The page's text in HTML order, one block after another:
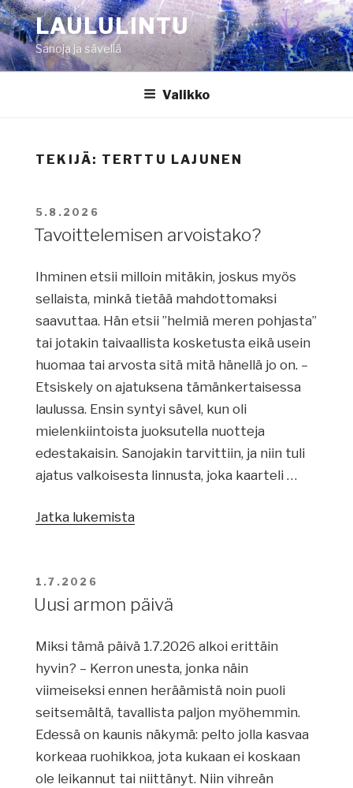
Siirry
sisältöönLAULULINTU
Sanoja ja säveliä
Valikko
TEKIJÄ: TERTTU LAJUNEN
JULKAISTU
5.8.2026
Tavoittelemisen arvoistako?
Ihminen etsii milloin mitäkin, joskus myös
sellaista, minkä tietää mahdottomaksi
saavuttaa. Hän etsii ”helmiä meren pohjasta”
tai jotakin taivaallista kosketusta eikä usein
huomaa tai arvosta sitä mitä hänellä jo on. –
Etsiskely on ajatuksena tämänkertaisessa
laulussa. Ensin syntyi sävel, kun oli
mielenkiintoista juoksutella nuotteja
edestakaisin. Sanojakin tarvittiin, ja niin tuli
ajatus valkoisesta linnusta, joka kaarteli …
Jatka lukemista”Tavoittelemisen
JULKAISTU
1.7.2026
Uusi armon päivä
Miksi tämä päivä 1.7.2026 alkoi erittäin
hyvin? – Kerron unesta, jonka näin
viimeiseksi ennen heräämistä noin puoli
seitsemältä, tavallista paljon myöhemmin.
Edessä on kaunis näkymä: pelto jolla kasvaa
korkeaa ruohikkoa, jota kukaan ei koskaan
ole leikannut tai niittänyt. Niin vihreän